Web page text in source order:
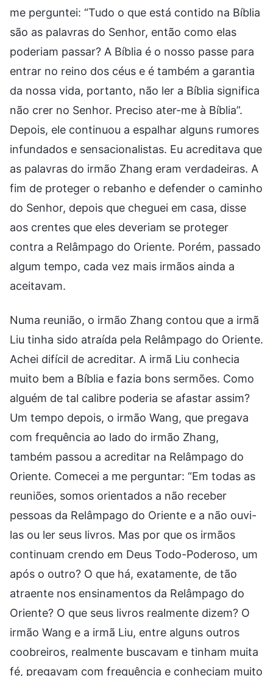
me perguntei: “Tudo o que está contido na Bíblia
são as palavras do Senhor, então como elas
poderiam passar? A Bíblia é o nosso passe para
entrar no reino dos céus e é também a garantia
da nossa vida, portanto, não ler a Bíblia significa
não crer no Senhor. Preciso ater-me à Bíblia”.
Depois, ele continuou a espalhar alguns rumores
infundados e sensacionalistas. Eu acreditava que
as palavras do irmão Zhang eram verdadeiras. A
fim de proteger o rebanho e defender o caminho
do Senhor, depois que cheguei em casa, disse
aos crentes que eles deveriam se proteger
contra a Relâmpago do Oriente. Porém, passado
algum tempo, cada vez mais irmãos ainda a
aceitavam.
Numa reunião, o irmão Zhang contou que a irmã
Liu tinha sido atraída pela Relâmpago do Oriente.
Achei difícil de acreditar. A irmã Liu conhecia
muito bem a Bíblia e fazia bons sermões. Como
alguém de tal calibre poderia se afastar assim?
Um tempo depois, o irmão Wang, que pregava
com frequência ao lado do irmão Zhang,
também passou a acreditar na Relâmpago do
Oriente. Comecei a me perguntar: “Em todas as
reuniões, somos orientados a não receber
pessoas da Relâmpago do Oriente e a não ouvi-
las ou ler seus livros. Mas por que os irmãos
continuam crendo em Deus Todo-Poderoso, um
após o outro? O que há, exatamente, de tão
atraente nos ensinamentos da Relâmpago do
Oriente? O que seus livros realmente dizem? O
irmão Wang e a irmã Liu, entre alguns outros
coobreiros, realmente buscavam e tinham muita
fé, pregavam com frequência e conheciam muito